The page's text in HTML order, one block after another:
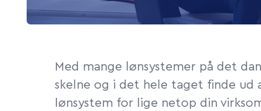
Med mange lønsystemer på det
skelne og i det hele taget finde ud
lønsystem for lige netop din